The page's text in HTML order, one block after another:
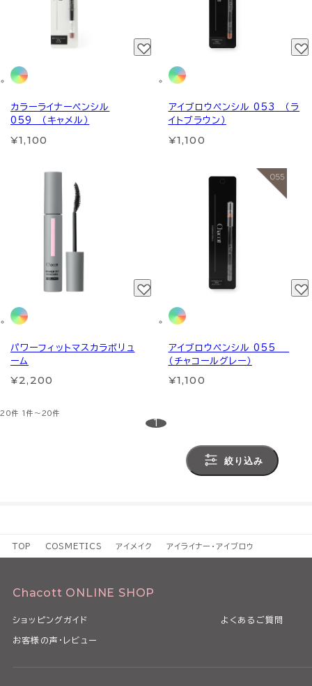
カラーライナーペンシル
059 （キャメル）
¥1,100
アイブロウペンシル 053 （ラ
イトブラウン）
¥1,100
パワーフィットマスカラボリュ
ーム
¥2,200
アイブロウペンシル 055
（チャコールグレー）
¥1,100
20件 1件～20件
1
絞り込み
TOP COSMETICS アイメイク アイライナー・アイブロウ
Chacott ONLINE SHOP
ショッピングガイド よくあるご質問
お客様の声・レビュー